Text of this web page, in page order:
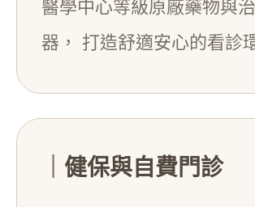
醫學中心等級原廠藥物與
器， 打造舒適安心的看診
健保與自費門診